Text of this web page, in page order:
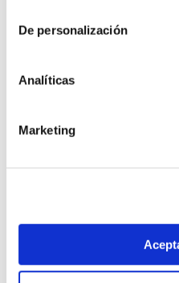
De personalización
Analíticas
Marketing
El presidente del Consejo
junto con el Comité de
empleados, transmiten su
presidió Gas Natural
septiembre de 2016 y
Relacionado con: